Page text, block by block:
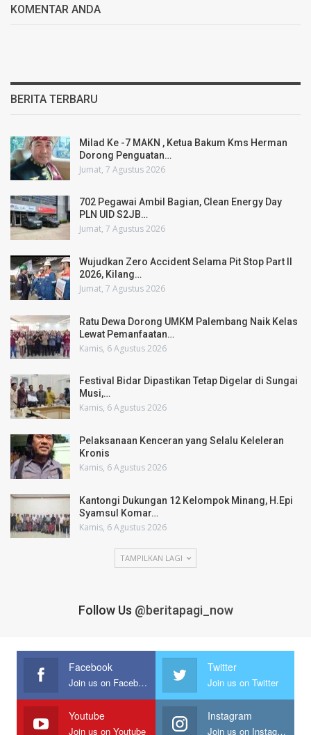
KOMENTAR ANDA
BERITA TERBARU
Milad Ke -7 MAKN , Ketua Bakum Kms Herman
Dorong Penguatan…
Jumat, 7 Agustus 2026
702 Pegawai Ambil Bagian, Clean Energy Day
PLN UID S2JB…
Jumat, 7 Agustus 2026
Wujudkan Zero Accident Selama Pit Stop Part II
2026, Kilang…
Jumat, 7 Agustus 2026
Ratu Dewa Dorong UMKM Palembang Naik Kelas
Lewat Pemanfaatan…
Kamis, 6 Agustus 2026
Festival Bidar Dipastikan Tetap Digelar di Sungai
Musi,…
Kamis, 6 Agustus 2026
Pelaksanaan Kenceran yang Selalu Keleleran
Kronis
Kamis, 6 Agustus 2026
Kantongi Dukungan 12 Kelompok Minang, H.Epi
Syamsul Komar…
Kamis, 6 Agustus 2026
TAMPILKAN LAGI
Follow Us @beritapagi_now
Facebook
Join us on Facebook
Twitter
Join us on Twitter
Youtube
Join us on Youtube
Instagram
Join us on Instagram